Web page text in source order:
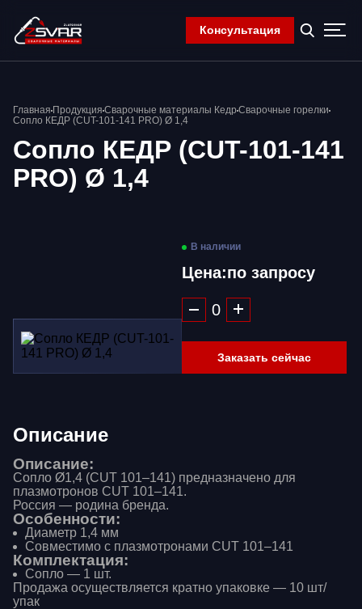
Консультация
Главная
Продукция
Контакты
Главная Продукция Сварочные материалы Кедр Сварочные горелки
Сопло КЕДР (CUT-101-141 PRO) Ø 1,4
Сопло КЕДР (CUT-101-141
PRO) Ø 1,4
В наличии
Цена:по запросу
Заказать сейчас
Описание
Описание:
Сопло Ø1,4 (CUT 101–141) предназначено для
плазмотронов CUT 101–141.
Россия — родина бренда.
Особенности:
Диаметр 1,4 мм
Совместимо с плазмотронами CUT 101–141
Комплектация:
Сопло — 1 шт.
Продажа осуществляется кратно упаковке — 10 шт/
упак